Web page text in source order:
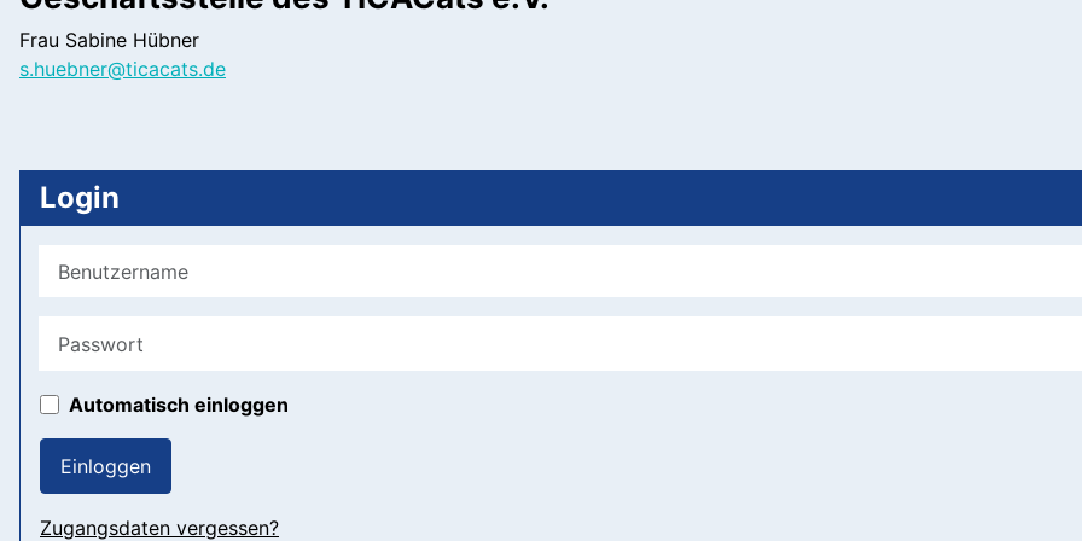
Frau Sabine Hübner
s.huebner@ticacats.de
Login
Benutzername
Automatisch einloggen
Einloggen
Zugangsdaten vergessen?